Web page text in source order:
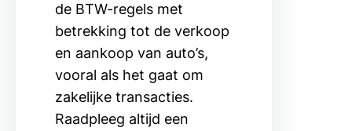
de BTW-regels met
betrekking tot de verkoop
en aankoop van auto’s,
vooral als het gaat om
zakelijke transacties.
Raadpleeg altijd een